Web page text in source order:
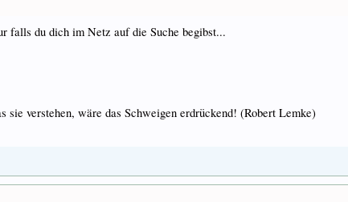
falls du dich im Netz auf die Suche begibst...
sie verstehen, wäre das Schweigen erdrückend! (Robert Lemke)